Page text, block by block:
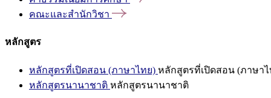
คณะและสำนักวิชา
หลักสูตร
หลักสูตรที่เปิดสอน (ภาษาไทย) หลักสูตรที่เปิดสอน (ภาษาไ
หลักสูตรนานาชาติ หลักสูตรนานาชาติ